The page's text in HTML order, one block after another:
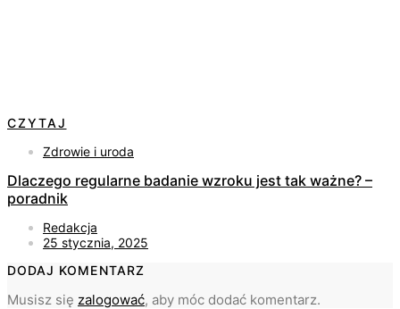
CZYTAJ
Zdrowie i uroda
Dlaczego regularne badanie wzroku jest tak ważne? –
poradnik
Redakcja
25 stycznia, 2025
DODAJ KOMENTARZ
Musisz się zalogować, aby móc dodać komentarz.